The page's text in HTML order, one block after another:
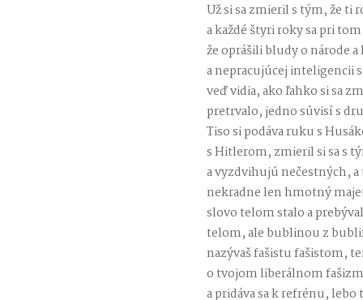
Už si sa zmieril s tým, že ti
a každé štyri roky sa pri
že oprášili bludy o národe
a nepracujúcej inteligencii
veď vidia, ako ľahko si sa
pretrvalo, jedno súvisí s
Tiso si podáva ruku s
s Hitlerom, zmieril si sa s
a vyzdvihujú nečestných, a
nekradne len hmotný
slovo telom stalo a
telom, ale bublinou z
nazývaš fašistu fašistom,
o tvojom liberálnom
a pridáva sa k refrénu,